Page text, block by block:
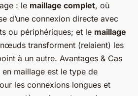
: le maillage complet, où
d’une connexion directe avec
ou périphériques; et le maillage
transforment (relaient) les
à un autre. Avantages & Cas
maillage est le type de
les connexions longues et